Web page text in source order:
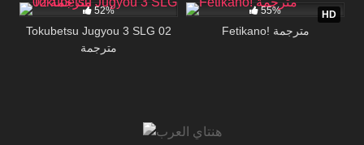
52%
Tokubetsu Jugyou 3 SLG 02
مترجمة
HD
55%
Fetikano! مترجمة